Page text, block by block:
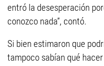
entró la desesperación
conozco nada”, contó.
Si bien estimaron que
tampoco sabían qué